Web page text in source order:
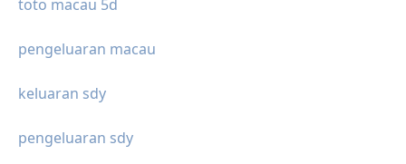
toto macau 5d
pengeluaran macau
keluaran sdy
pengeluaran sdy